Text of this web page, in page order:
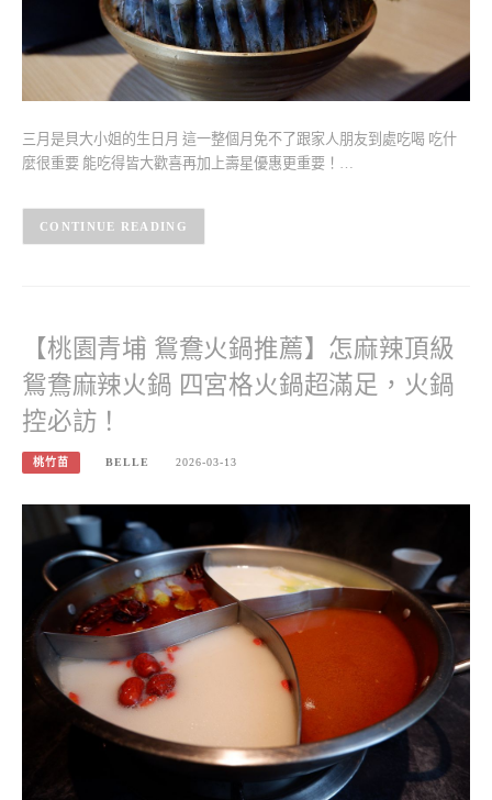
三月是貝大小姐的生日月 這一整個月免不了跟家人朋友到處吃喝 吃什
麼很重要 能吃得皆大歡喜再加上壽星優惠更重要！…
CONTINUE READING
【桃園青埔 鴛鴦火鍋推薦】怎麻辣頂級
鴛鴦麻辣火鍋 四宮格火鍋超滿足，火鍋
控必訪！
桃竹苗 BELLE 2026-03-13